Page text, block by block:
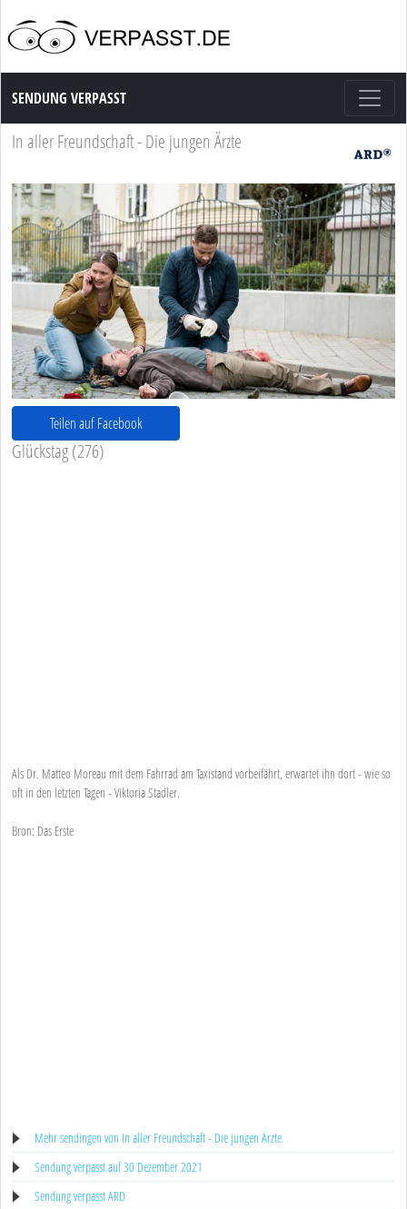
Sendung Verpasst
SENDUNG VERPASST
In aller Freundschaft - Die jungen Ärzte
Teilen auf Facebook
Glückstag (276)
Als Dr. Matteo Moreau mit dem Fahrrad am Taxistand vorbeifährt, erwartet ihn dort - wie so
oft in den letzten Tagen - Viktoria Stadler.
Bron: Das Erste
Mehr sendingen von In aller Freundschaft - Die jungen Ärzte
Sendung verpasst auf 30 Dezember 2021
Sendung verpasst ARD